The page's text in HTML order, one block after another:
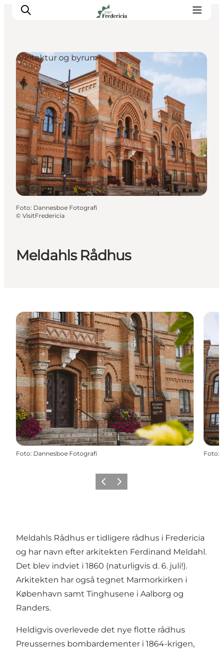
Det sker
Oplevelser
Spisesteder
Overnatning
Planlæg din tur
Book guidet tur
Meldahls Rådhus
Arkitektur og byrum
Foto: Dannesboe Fotografi
© VisitFredericia
Foto: Dannesboe Fotografi Foto:
Forrige billede
Næste billede
Meldahls Rådhus er tidligere rådhus i Fredericia
og har navn efter arkitekten Ferdinand Meldahl.
Det blev indviet i 1860 (naturligvis d. 6. juli!).
Arkitekten har også tegnet Marmorkirken i
København samt Tinghusene i Aalborg og
Randers.
Heldigvis overlevede det nye flotte rådhus
Preussernes bombardementer i 1864-krigen,